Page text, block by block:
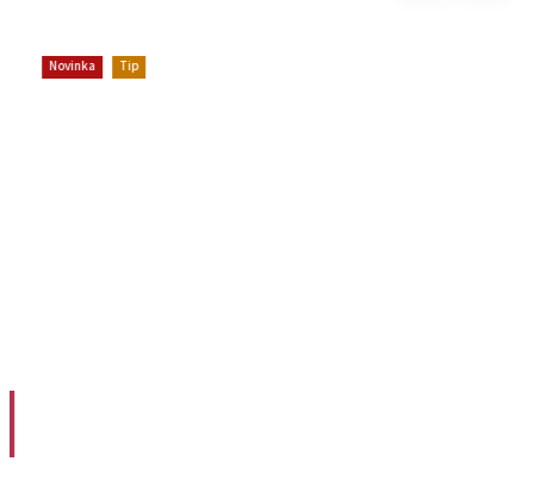
Novinka Tip